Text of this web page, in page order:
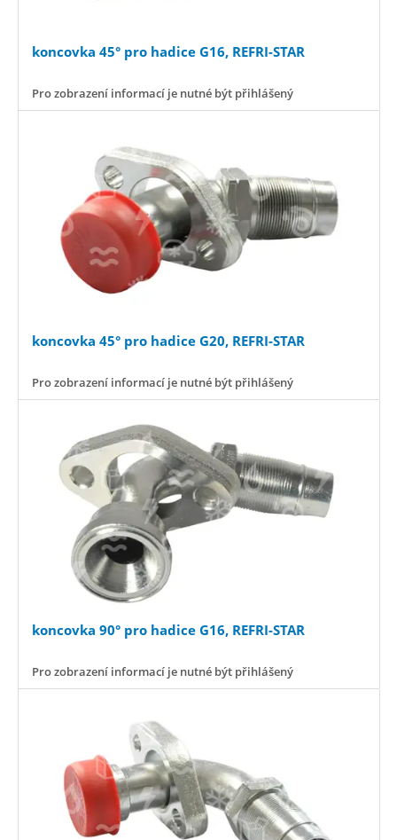
koncovka 45° pro hadice G16, REFRI-STAR
Pro zobrazení informací je nutné být přihlášený
koncovka 45° pro hadice G20, REFRI-STAR
Pro zobrazení informací je nutné být přihlášený
koncovka 90° pro hadice G16, REFRI-STAR
Pro zobrazení informací je nutné být přihlášený